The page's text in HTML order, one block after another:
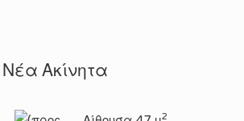
Νέα Ακίνητα
2